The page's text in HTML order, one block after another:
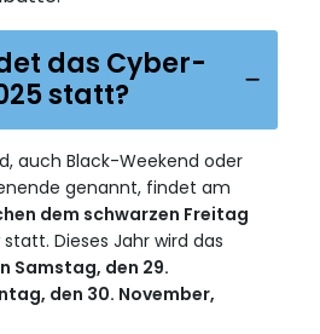
das Cyber-
statt?
auch Black-Weekend oder
genannt, findet am
dem schwarzen Freitag
statt. Dieses Jahr wird das
Samstag, den 29.
den 30. November,